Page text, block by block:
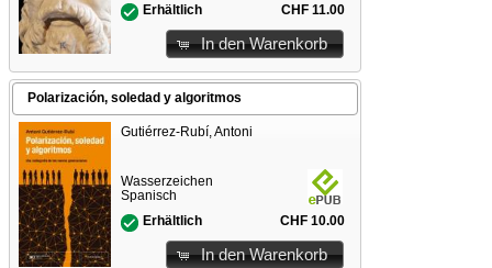
Erhältlich
CHF 11.00
In den Warenkorb
Polarización, soledad y algoritmos
Gutiérrez-Rubí, Antoni
Wasserzeichen
Spanisch
Erhältlich
CHF 10.00
In den Warenkorb